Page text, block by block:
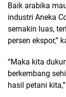
Baik arabika
industri Aneka
semakin luas,
persen ekspor,”
“Maka kita
berkembang
hasil petani